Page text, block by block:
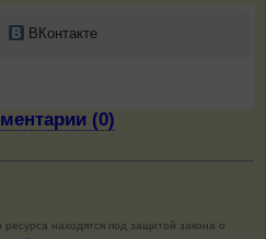
ВКонтакте
(0)
находятся под защитой закона о